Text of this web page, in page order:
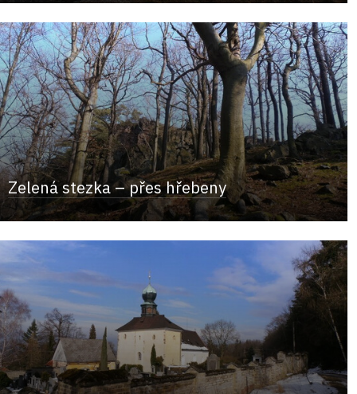
Zelená stezka – přes hřebeny